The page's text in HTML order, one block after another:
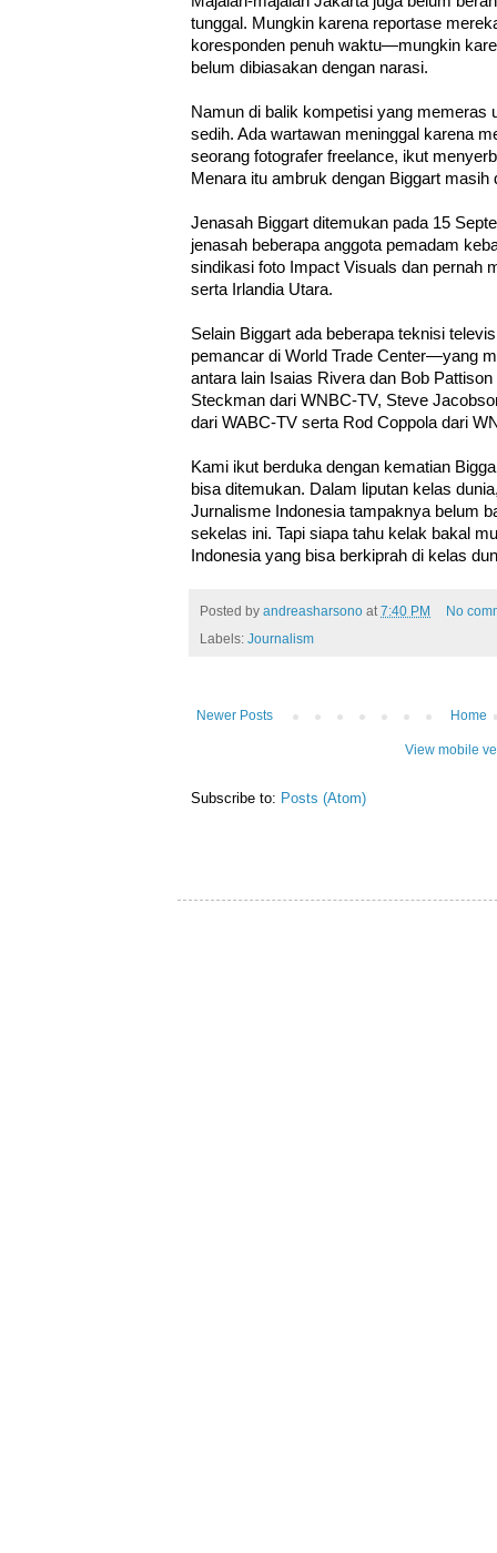
tunggal. Mungkin karena reportase
koresponden penuh waktu—mungkin
belum dibiasakan dengan narasi.
Namun di balik kompetisi yang memeras
sedih. Ada wartawan meninggal karena
seorang fotografer freelance, ikut
Menara itu ambruk dengan Biggart masih
Jenasah Biggart ditemukan pada 15
jenasah beberapa anggota pemadam
sindikasi foto Impact Visuals dan pernah
serta Irlandia Utara.
Selain Biggart ada beberapa teknisi
pemancar di World Trade Center—yang
antara lain Isaias Rivera dan Bob
Steckman dari WNBC-TV, Steve
dari WABC-TV serta Rod Coppola dari
Kami ikut berduka dengan kematian
bisa ditemukan. Dalam liputan kelas
Jurnalisme Indonesia tampaknya belum
sekelas ini. Tapi siapa tahu kelak bakal
Indonesia yang bisa berkiprah di kelas
Posted by andreasharsono at 7:40 PM
No
Labels: Journalism
Newer Posts Home
View mobile
Subscribe to: Posts (Atom)